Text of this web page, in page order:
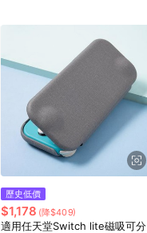
歷史低價
$1,178 (降$409)
適用任天堂Switch lite磁吸可分